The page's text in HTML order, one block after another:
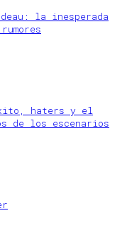
la inesperada
haters y el
de los escenarios